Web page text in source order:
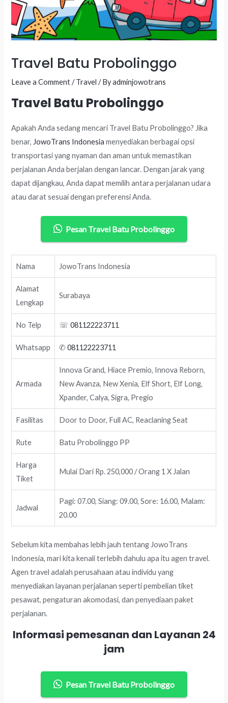
Travel Batu Probolinggo
Leave a Comment /Travel / Byadminjowotrans
Travel Batu Probolinggo
Apakah Anda sedang mencari Travel Batu Probolinggo? Jika
benar, JowoTrans Indonesia menyediakan berbagai opsi
transportasi yang nyaman dan aman untuk memastikan
perjalanan Anda berjalan dengan lancar. Dengan jarak yang
dapat dijangkau, Anda dapat memilih antara perjalanan udara
atau darat sesuai dengan preferensi Anda.
Pesan Travel Batu Probolinggo
Nama JowoTrans Indonesia
Alamat
Lengkap
Surabaya
No Telp ☏081122223711
Whatsapp ✆081122223711
Armada
Innova Grand, Hiace Premio, Innova Reborn,
New Avanza, New Xenia, Elf Short, Elf Long,
Xpander, Calya, Sigra, Pregio
Fasilitas Door to Door, Full AC, Reaclaning Seat
Rute Batu Probolinggo PP
Harga
Tiket
Mulai Dari Rp. 250,000 / Orang 1 X Jalan
Jadwal
Pagi: 07.00, Siang: 09.00, Sore: 16.00, Malam:
20.00
Sebelum kita membahas lebih jauh tentang JowoTrans
Indonesia, mari kita kenali terlebih dahulu apa itu agen travel.
Agen travel adalah perusahaan atau individu yang
menyediakan layanan perjalanan seperti pembelian tiket
pesawat, pengaturan akomodasi, dan penyediaan paket
perjalanan.
Informasi pemesanan dan Layanan 24
jam
Pesan Travel Batu Probolinggo